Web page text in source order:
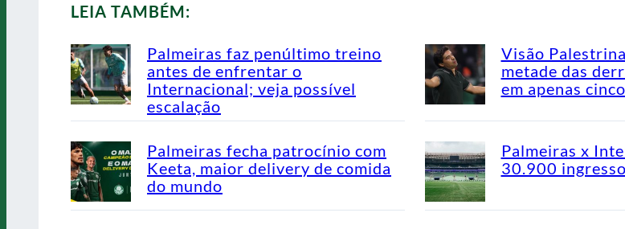
LEIA TAMBÉM:
Palmeiras faz penúltimo treino
antes de enfrentar o
Internacional; veja possível
escalação
Visão
metade das
em apenas
Palmeiras fecha patrocínio com
Keeta, maior delivery de comida
do mundo
Palmeiras x
30.900